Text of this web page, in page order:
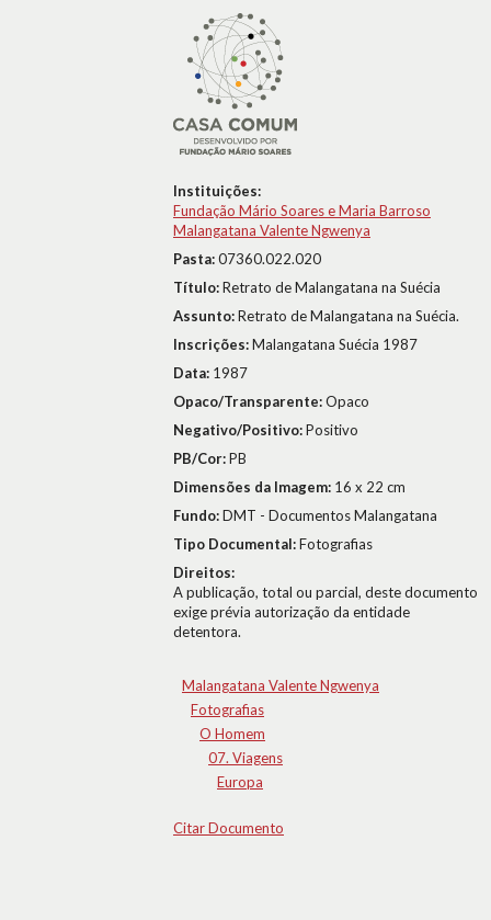
Instituições:
Fundação Mário Soares e Maria Barroso
Malangatana Valente Ngwenya
Pasta:07360.022.020
Título:Retrato de Malangatana na Suécia
Assunto:Retrato de Malangatana na Suécia.
Inscrições:Malangatana Suécia 1987
Data: 1987
Opaco/Transparente:Opaco
Negativo/Positivo:Positivo
PB/Cor:PB
Dimensões da Imagem: 16 x 22 cm
Fundo:DMT - Documentos Malangatana
Tipo Documental:Fotografias
Direitos:
A publicação, total ou parcial, deste documento
exige prévia autorização da entidade
detentora.
Malangatana Valente Ngwenya
Fotografias
O Homem
07. Viagens
Europa
Citar Documento